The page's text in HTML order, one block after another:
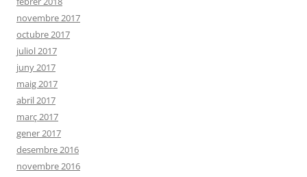
novembre 2017
octubre 2017
juliol 2017
juny 2017
maig 2017
abril 2017
març 2017
gener 2017
desembre 2016
novembre 2016